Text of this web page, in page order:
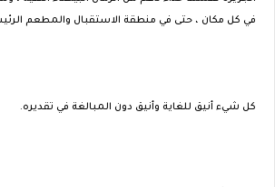
في كل مكان ، حتى في منطقة الاستقبال والمطعم
كل شيء أنيق للغاية وأنيق دون المبالغة في تقديره.